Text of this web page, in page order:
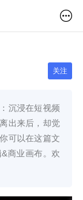
关注
沉浸在短视频
出来后，却觉
可以在这篇文
商业画布。欢